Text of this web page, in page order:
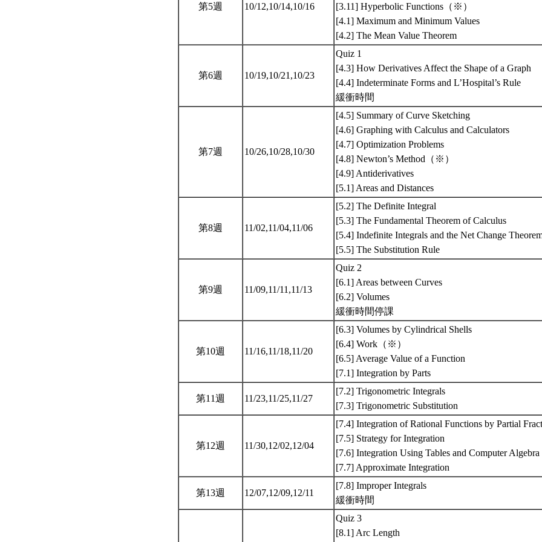
第5週 10/12,10/14,10/16
[3.11] Hyperbolic Functions（※）
[4.1] Maximum and Minimum Values
[4.2] The Mean Value Theorem
第6週 10/19,10/21,10/23
Quiz 1
[4.3] How Derivatives Affect the Shape of a Graph
[4.4] Indeterminate Forms and L’Hospital’s Rule
緩衝時間
第7週 10/26,10/28,10/30
[4.5] Summary of Curve Sketching
[4.6] Graphing with Calculus and Calculators
[4.7] Optimization Problems
[4.8] Newton’s Method（※）
[4.9] Antiderivatives
[5.1] Areas and Distances
第8週 11/02,11/04,11/06
[5.2] The Definite Integral
[5.3] The Fundamental Theorem of Calculus
[5.4] Indefinite Integrals and the Net Change
[5.5] The Substitution Rule
第9週 11/09,11/11,11/13
Quiz 2
[6.1] Areas between Curves
[6.2] Volumes
緩衝時間停課
第10週 11/16,11/18,11/20
[6.3] Volumes by Cylindrical Shells
[6.4] Work（※）
[6.5] Average Value of a Function
[7.1] Integration by Parts
第11週 11/23,11/25,11/27
[7.2] Trigonometric Integrals
[7.3] Trigonometric Substitution
第12週 11/30,12/02,12/04
[7.4] Integration of Rational Functions by Partial
[7.5] Strategy for Integration
[7.6] Integration Using Tables and Computer Algebra
[7.7] Approximate Integration
第13週 12/07,12/09,12/11
[7.8] Improper Integrals
緩衝時間
Quiz 3
[8.1] Arc Length